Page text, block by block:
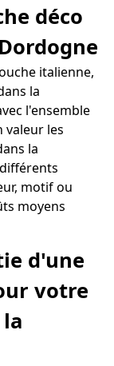
déco
italienne,
la
l'ensemble
valeur les
la
motif ou
moyens
d'une
votre